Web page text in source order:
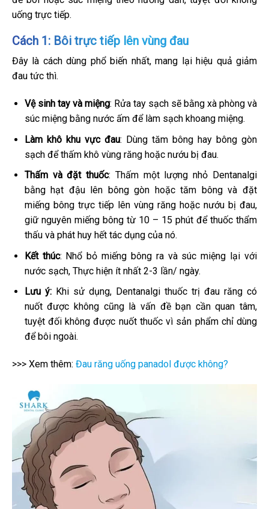
uống trực tiếp.
Cách 1: Bôi trực tiếp lên vùng đau
Đây là cách dùng phổ biến nhất, mang lại hiệu quả giảm
đau tức thì.
Vệ sinh tay và miệng: Rửa tay sạch sẽ bằng xà phòng và
súc miệng bằng nước ấm để làm sạch khoang miệng.
Làm khô khu vực đau: Dùng tăm bông hay bông gòn
sạch để thấm khô vùng răng hoặc nướu bị đau.
Thấm và đặt thuốc: Thấm một lượng nhỏ Dentanalgi
bằng hạt đậu lên bông gòn hoặc tăm bông và đặt
miếng bông trực tiếp lên vùng răng hoặc nướu bị đau,
giữ nguyên miếng bông từ 10 – 15 phút để thuốc thẩm
thấu và phát huy hết tác dụng của nó.
Kết thúc: Nhổ bỏ miếng bông ra và súc miệng lại với
nước sạch, Thực hiện ít nhất 2-3 lần/ ngày.
Lưu ý:Khi sử dụng, Dentanalgi thuốc trị đau răng có
nuốt được không cũng là vấn đề bạn cần quan tâm,
tuyệt đối không được nuốt thuốc vì sản phẩm chỉ dùng
để bôi ngoài.
>>> Xem thêm: Đau răng uống panadol được không?